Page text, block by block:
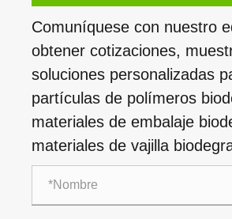
Comuníquese con nuestro
obtener cotizaciones,
soluciones personalizadas
partículas de polímeros
materiales de embalaje
materiales de vajilla